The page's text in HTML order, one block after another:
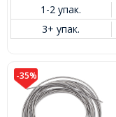
1-2 упак.
3+ упак.
-35%